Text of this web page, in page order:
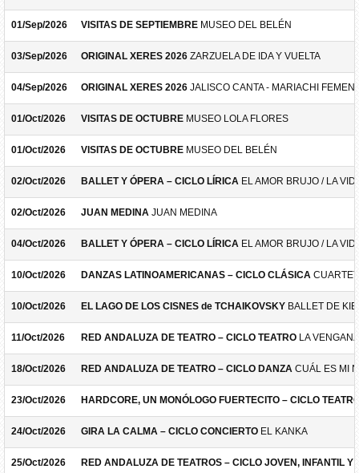
01/Sep/2026 VISITAS DE SEPTIEMBRE MUSEO DEL BELÉN
03/Sep/2026 ORIGINAL XERES 2026 ZARZUELA DE IDA Y VUELTA
04/Sep/2026 ORIGINAL XERES 2026 JALISCO CANTA - MARIACHI
01/Oct/2026 VISITAS DE OCTUBRE MUSEO LOLA FLORES
01/Oct/2026 VISITAS DE OCTUBRE MUSEO DEL BELÉN
02/Oct/2026 BALLET Y ÓPERA – CICLO LÍRICA EL AMOR BRUJO / LA
02/Oct/2026 JUAN MEDINA JUAN MEDINA
04/Oct/2026 BALLET Y ÓPERA – CICLO LÍRICA EL AMOR BRUJO / LA
10/Oct/2026 DANZAS LATINOAMERICANAS – CICLO CLÁSICA
10/Oct/2026 EL LAGO DE LOS CISNES de TCHAIKOVSKY BALLET DE
11/Oct/2026 RED ANDALUZA DE TEATRO – CICLO TEATRO LA
18/Oct/2026 RED ANDALUZA DE TEATRO – CICLO DANZA CUÁL ES MI
23/Oct/2026 HARDCORE, UN MONÓLOGO FUERTECITO – CICLO
24/Oct/2026 GIRA LA CALMA – CICLO CONCIERTO EL KANKA
25/Oct/2026 RED ANDALUZA DE TEATROS – CICLO JOVEN, INFANTIL Y